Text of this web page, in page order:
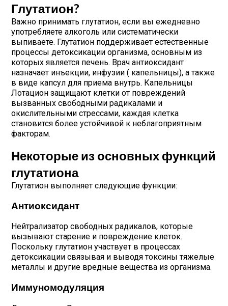
Глутатион?
Важно принимать глутатион, если вы ежедневно
употребляете алкоголь или систематически
выпиваете. Глутатион поддерживает естественные
процессы детоксикации организма, основным из
которых является печень. Врач антиоксидант
назначает инъекции, инфузии ( капельницы), а также
в виде капсул для приема внутрь. Капельницы
Лотацион защищают клетки от повреждений
вызванных свободными радикалами и
окислительными стрессами, каждая клетка
становится более устойчивой к неблагоприятным
факторам.
Некоторые из основных функций
глутатиона
Глутатион выполняет следующие функции:
Антиоксидант
Нейтрализатор свободных радикалов, которые
вызывают старение и повреждение клеток.
Поскольку глутатион участвует в процессах
детоксикации связывая и выводя токсины тяжелые
металлы и другие вредные вещества из организма.
Иммуномодуляция